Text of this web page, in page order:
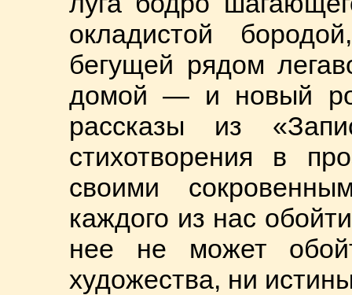
окладистой
бегущей рядом
домой — и новый
рассказы из
стихотворения в
своими
каждого из нас
нее не может
художества, ни